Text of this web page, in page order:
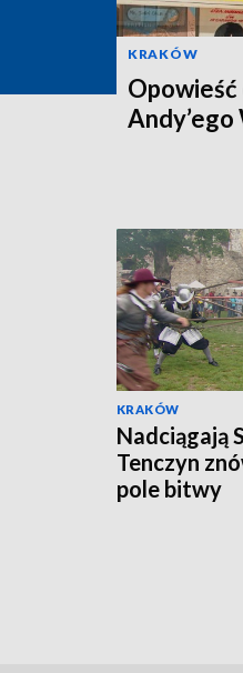
KRAKÓW
KRAKÓW
Nadciągają
Tenczyn
pole bitwy